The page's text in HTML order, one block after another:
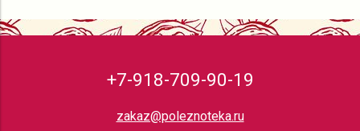
+7-918-709-90-19
zakaz@poleznoteka.ru